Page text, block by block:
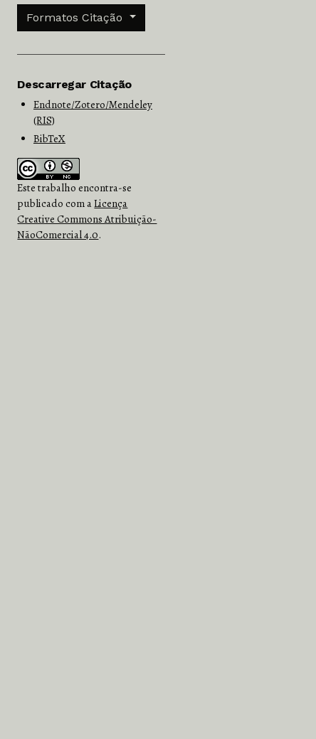
Formatos Citação
Descarregar Citação
Endnote/Zotero/Mendeley
(RIS)
BibTeX
Este trabalho encontra-se
publicado com aLicença
Creative Commons Atribuição-
NãoComercial 4.0.